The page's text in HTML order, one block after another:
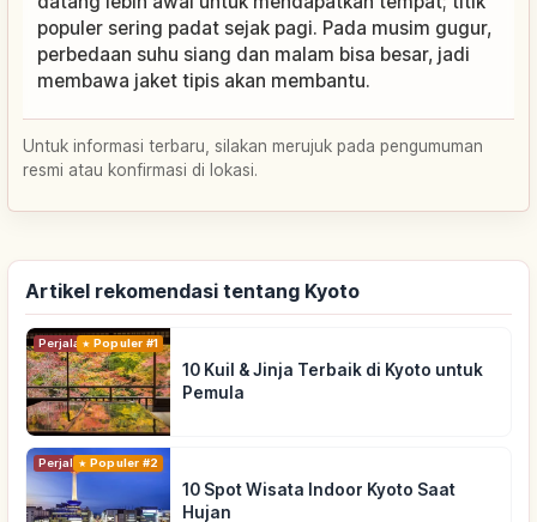
populer sering padat sejak pagi. Pada musim gugur,
perbedaan suhu siang dan malam bisa besar, jadi
membawa jaket tipis akan membantu.
Untuk informasi terbaru, silakan merujuk pada pengumuman
resmi atau konfirmasi di lokasi.
Artikel rekomendasi tentang Kyoto
PerjalananPopuler #1
10 Kuil & Jinja Terbaik di Kyoto untuk
Pemula
PerjalananPopuler #2
10 Spot Wisata Indoor Kyoto Saat
Hujan